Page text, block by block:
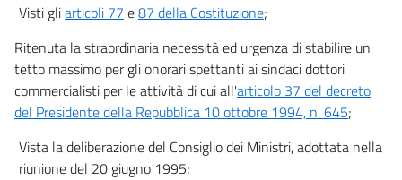
Visti gliarticoli 77 e87 della Costituzione;
Ritenuta la straordinaria necessità ed urgenza di stabilire un
tetto massimo per gli onorari spettanti ai sindaci dottori
commercialisti per le attività di cui all'articolo 37 del decreto
del Presidente della Repubblica 10 ottobre 1994, n. 645;
Vista la deliberazione del Consiglio dei Ministri, adottata nella
riunione del 20 giugno 1995;